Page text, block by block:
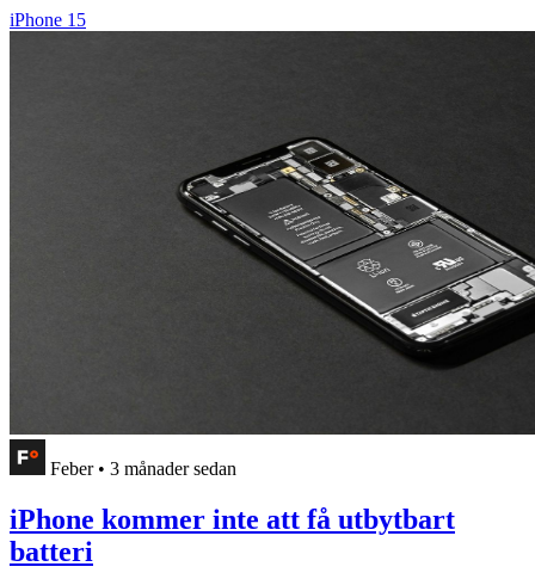
iPhone 15
Feber • 3 månader sedan
iPhone kommer inte att få utbytbart
batteri